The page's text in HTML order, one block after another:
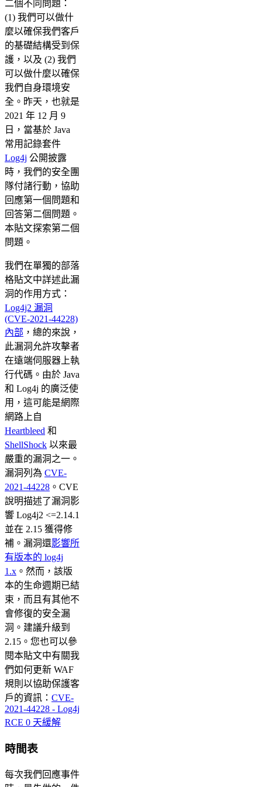
二個不同問題：
(1) 我們可以做什
麼以確保我們客戶
的基礎結構受到保
護，以及 (2) 我們
可以做什麼以確保
我們自身環境安
全。昨天，也就是
2021 年 12 月 9
日，當基於 Java
常用記錄套件
Log4j 公開披露
時，我們的安全團
隊付諸行動，協助
回應第一個問題和
回答第二個問題。
本貼文探索第二個
問題。
我們在單獨的部落
格貼文中詳述此漏
洞的作用方式：
Log4j2 漏洞
(CVE-2021-44228)
內部 ，總的來說，
此漏洞允許攻擊者
在遠端伺服器上執
行代碼。由於 Java
和 Log4j 的廣泛使
用，這可能是網際
網路上自
Heartbleed 和
ShellShock 以來最
嚴重的漏洞之一。
漏洞列為 CVE-
2021-44228 。CVE
說明描述了漏洞影
響 Log4j2 <=2.14.1
並在 2.15 獲得修
補。漏洞還影響所
有版本的 log4j
1.x 。然而，該版
本的生命週期已結
束，而且有其他不
會修復的安全漏
洞。建議升級到
2.15。您也可以參
閱本貼文中有關我
們如何更新 WAF
規則以協助保護客
戶的資訊： CVE-
2021-44228 - Log4j
RCE 0 天緩解
時間表
每次我們回應事件